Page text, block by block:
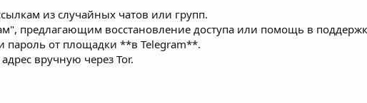
из случайных чатов или групп.
предлагающим восстановление доступа или помощь в
пароль от площадки **в Telegram**.
вручную через Tor.